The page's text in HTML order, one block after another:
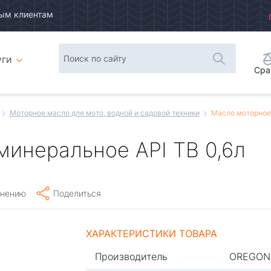
клиентам
Моторное масло для мото, водной и садовой техники Масло
API TB 0,6л
Поделиться
ХАРАКТЕРИСТИКИ ТОВАРА
Производитель
OREGON